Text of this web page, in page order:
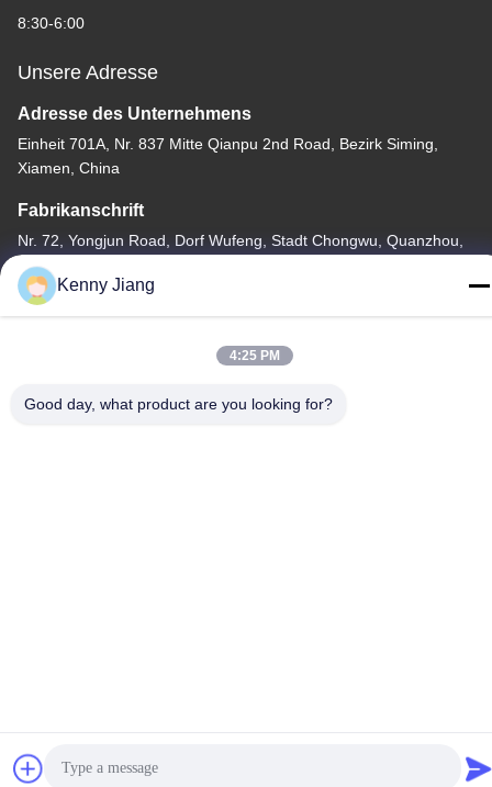
8:30-6:00
Unsere Adresse
Adresse des Unternehmens
Einheit 701A, Nr. 837 Mitte Qianpu 2nd Road, Bezirk Siming,
Xiamen, China
Fabrikanschrift
Nr. 72, Yongjun Road, Dorf Wufeng, Stadt Chongwu, Quanzhou,
Fujian, China
Tel.
Kenny Jiang
4:25 PM
Good day, what product are you looking for?